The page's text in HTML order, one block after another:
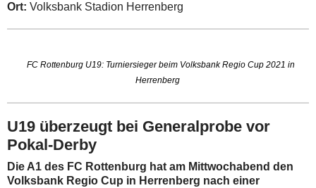
Ort: Volksbank Stadion Herrenberg
FC Rottenburg U19: Turniersieger beim Volksbank Regio Cup 2021 in
Herrenberg
U19 überzeugt bei Generalprobe vor
Pokal-Derby
Die A1 des FC Rottenburg hat am Mittwochabend den
Volksbank Regio Cup in Herrenberg nach einer